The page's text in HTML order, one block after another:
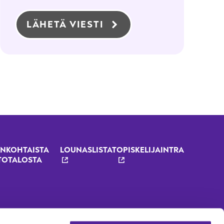
LÄHETÄ VIESTI
LOUNASLISTATOPISKELIJAINTRA